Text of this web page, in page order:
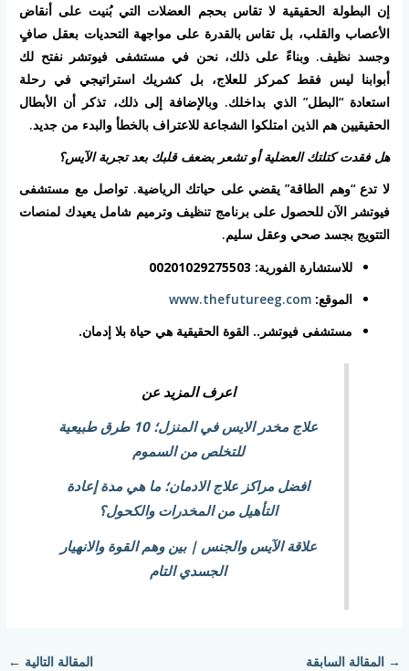
إن البطولة الحقيقية لا تقاس بحجم العضلات التي بُنيت على أنقاض
الأعصاب والقلب، بل تقاس بالقدرة على مواجهة التحديات بعقل صافٍ
وجسد نظيف. وبناءً على ذلك، نحن في مستشفى فيوتشر نفتح لك
أبوابنا ليس فقط كمركز للعلاج، بل كشريك استراتيجي في رحلة
استعادة “البطل” الذي بداخلك. وبالإضافة إلى ذلك، تذكر أن الأبطال
الحقيقيين هم الذين امتلكوا الشجاعة للاعتراف بالخطأ والبدء من جديد.
هل فقدت كتلتك العضلية أو تشعر بضعف قلبك بعد تجربة الآيس؟
لا تدع “وهم الطاقة” يقضي على حياتك الرياضية. تواصل مع مستشفى
فيوتشر الآن للحصول على برنامج تنظيف وترميم شامل يعيدك لمنصات
التتويج بجسد صحي وعقل سليم.
للاستشارة الفورية: 00201029275503
الموقع: www.thefutureeg.com
مستشفى فيوتشر.. القوة الحقيقية هي حياة بلا إدمان.
اعرف المزيد عن
علاج مخدر الايس في المنزل؛ 10 طرق طبيعية
للتخلص من السموم
افضل مراكز علاج الادمان؛ ما هي مدة إعادة
التأهيل من المخدرات والكحول؟
علاقة الآيس والجنس | بين وهم القوة والانهيار
الجسدي التام
→ المقالة السابقة المقالة التالية ←